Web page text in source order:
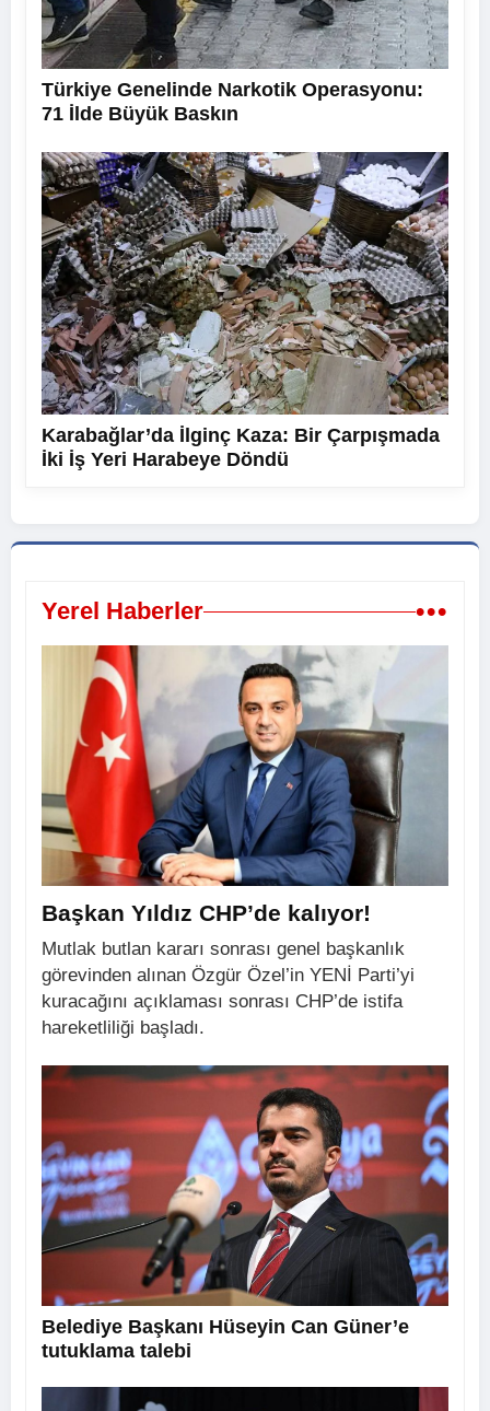
Türkiye Genelinde Narkotik Operasyonu:
71 İlde Büyük Baskın
Karabağlar’da İlginç Kaza: Bir Çarpışmada
İki İş Yeri Harabeye Döndü
Yerel Haberler •••
Başkan Yıldız CHP’de kalıyor!
Mutlak butlan kararı sonrası genel başkanlık
görevinden alınan Özgür Özel’in YENİ Parti’yi
kuracağını açıklaması sonrası CHP’de istifa
hareketliliği başladı.
Belediye Başkanı Hüseyin Can Güner’e
tutuklama talebi